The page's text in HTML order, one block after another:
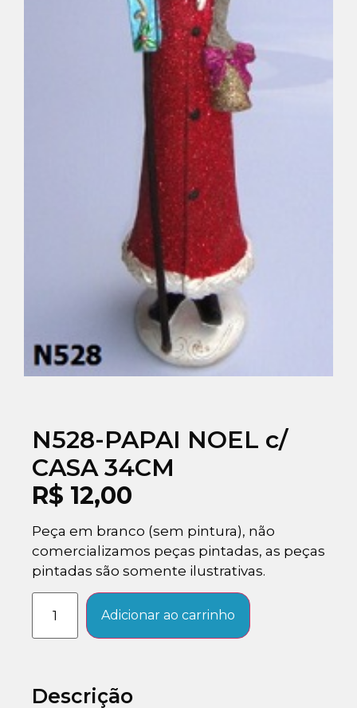
N528-PAPAI NOEL c/
CASA 34CM
R$ 12,00
Peça em branco (sem pintura), não
comercializamos peças pintadas, as peças
pintadas são somente ilustrativas.
Adicionar ao carrinho
Descrição